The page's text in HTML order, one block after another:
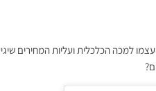
למכה הכלכלית ועליות המחירים